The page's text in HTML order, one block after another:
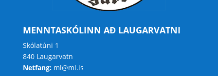
MENNTASKÓLINN AÐ LAUGARVATNI
Skólatúni 1
840 Laugarvatn
Netfang:ml@ml.is